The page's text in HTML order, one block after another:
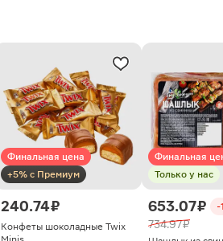
Финальная цена
+5% с Премиум
240.74 ₽
Конфеты шоколадные Twix
Финальная
Только у нас
653.07 ₽ -
734.97 ₽